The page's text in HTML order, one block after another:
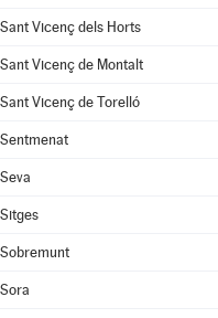
Sant Vicenç dels Horts
Sant Vicenç de Montalt
Sant Vicenç de Torelló
Sentmenat
Seva
Sitges
Sobremunt
Sora